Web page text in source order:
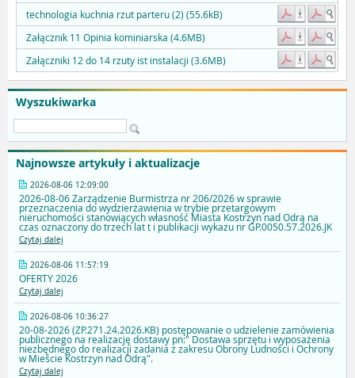
Wyszukiwarka
Najnowsze artykuły i aktualizacje
2026-08-06 12:09:00
2026-08-06 Zarządzenie Burmistrza nr 206/2026 w sprawie
przeznaczenia do wydzierżawienia w trybie przetargowym
nieruchomości stanowiących własność Miasta Kostrzyn nad Odrą na
czas oznaczony do trzech lat t i publikacji wykazu nr GP.0050.57.2026.JK
Czytaj dalej
2026-08-06 11:57:19
OFERTY 2026
Czytaj dalej
2026-08-06 10:36:27
20-08-2026 (ZP.271.24.2026.KB) postępowanie o udzielenie zamówienia
publicznego na realizację dostawy pn:" Dostawa sprzętu i wyposażenia
niezbędnego do realizacji zadania z zakresu Obrony Ludności i Ochrony
w Mieście Kostrzyn nad Odrą".
Czytaj dalej
technologia kuchnia rzut parteru (2) (55.6kB)
Załącznik 11 Opinia kominiarska (4.6MB)
Załączniki 12 do 14 rzuty ist instalacji (3.6MB)